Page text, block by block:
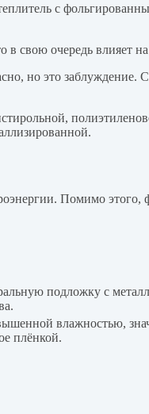
с
в свою очередь влияет
но это заблуждение.
Помимо этого,
подложку с
влажностью,
плёнкой.